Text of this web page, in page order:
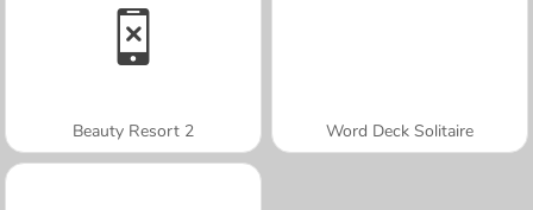
Beauty Resort 2 Word Deck Solitaire